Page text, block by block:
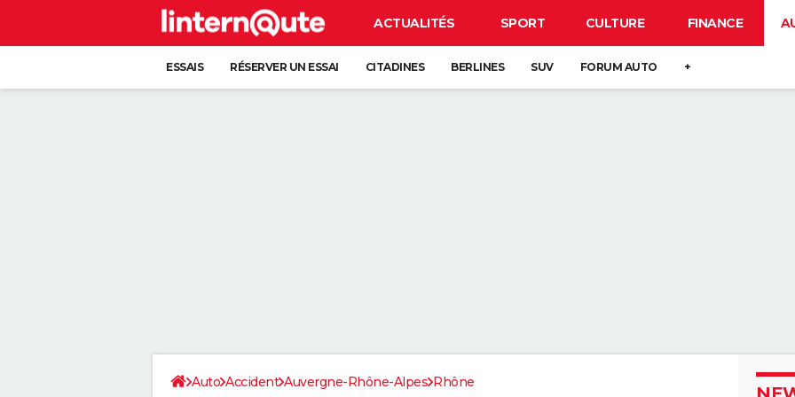
ACTUALITÉS SPORT CULTURE FINANCE
ESSAIS RÉSERVER UN ESSAI CITADINES BERLINES SUV FORUM AUTO +
Auto Accident Auvergne-Rhône-Alpes Rhône